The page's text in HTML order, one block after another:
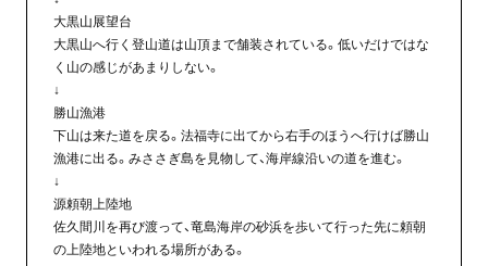
大黒山展望台
大黒山へ行く登山道は山頂まで舗装されている。低いだけではな
く山の感じがあまりしない。
↓
勝山漁港
下山は来た道を戻る。法福寺に出てから右手のほうへ行けば勝山
漁港に出る。みささぎ島を見物して、海岸線沿いの道を進む。
↓
源頼朝上陸地
佐久間川を再び渡って、竜島海岸の砂浜を歩いて行った先に頼朝
の上陸地といわれる場所がある。